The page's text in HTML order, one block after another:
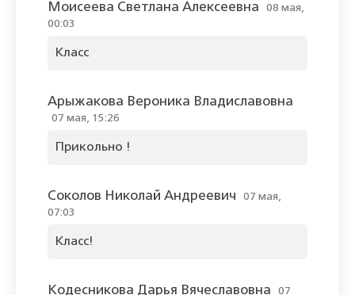
Моисеева Светлана Алексеевна
08 мая,
00:03
Класс
Арыжакова Вероника Владиславовна
07 мая, 15:26
Прикольно !
Соколов Николай Андреевич
07 мая,
07:03
Класс!
Кодесникова Дарья Вячеславовна
07